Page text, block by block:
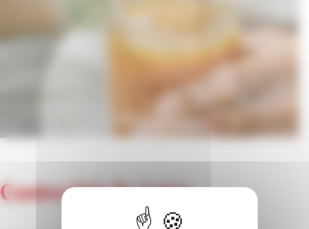
Centre-Val-de-Loire